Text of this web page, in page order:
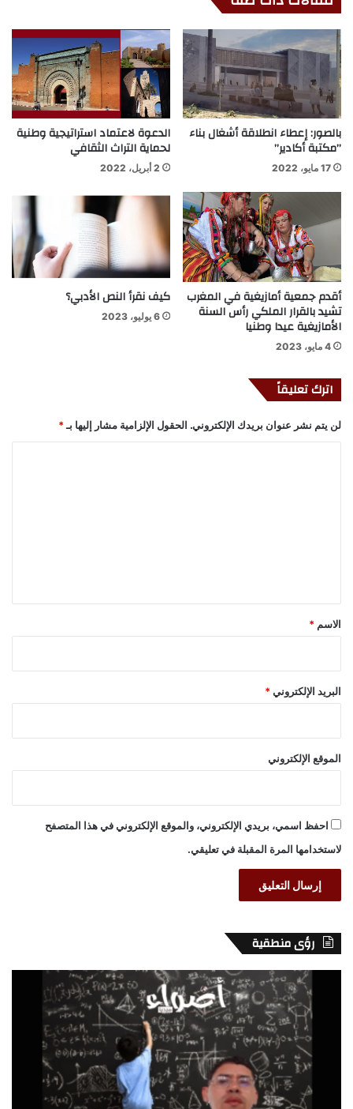
بالصور: إعطاء انطلاقة أشغال بناء
”مكتبة أكادير”
17 مايو، 2022
الدعوة لاعتماد استراتيجية وطنية
لحماية التراث الثقافي
2 أبريل، 2022
أقدم جمعية أمازيغية في المغرب
تشيد بالقرار الملكي رأس السنة
الأمازيغية عيدا وطنيا
4 مايو، 2023
كيف نقرأ النص الأدبي؟
6 يوليو، 2023
اترك تعليقاً
لن يتم نشر عنوان بريدك الإلكتروني. الحقول الإلزامية مشار إليها بـ *
*
الاسم *
البريد الإلكتروني *
الموقع الإلكتروني
احفظ اسمي، بريدي الإلكتروني، والموقع الإلكتروني في هذا المتصفح
لاستخدامها المرة المقبلة في تعليقي.
رؤى منطقية